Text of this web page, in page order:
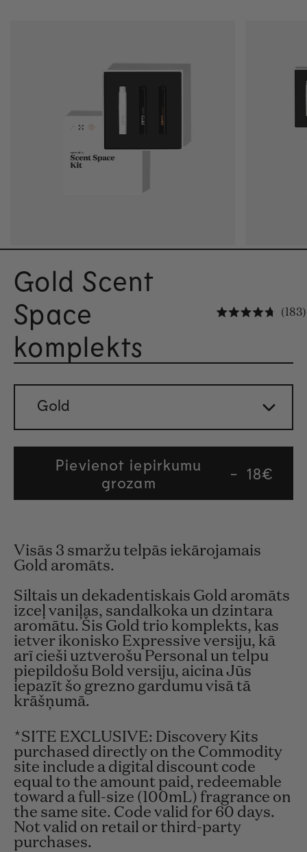
Gold Scent
Space
komplekts
183
Gold
Pievienot iepirkumu
grozam
Regular
18€
Visās 3 smaržu telpās iekārojamais
Gold aromāts.
Siltais un dekadentiskais Gold aromāts
izceļ vaniļas, sandalkoka un dzintara
aromātu. Šis Gold trio komplekts, kas
ietver ikonisko Expressive versiju, kā
arī cieši uztverošu Personal un telpu
piepildošu Bold versiju, aicina Jūs
iepazīt šo grezno gardumu visā tā
krāšņumā.
*SITE EXCLUSIVE: Discovery Kits
purchased directly on the Commodity
site include a digital discount code
equal to the amount paid, redeemable
toward a full-size (100mL) fragrance on
the same site. Code valid for 60 days.
Not valid on retail or third-party
purchases.